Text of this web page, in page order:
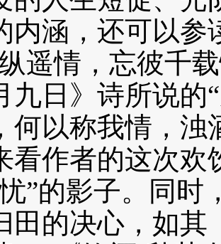
内涵，还可以参
遥情，忘彼千
九日》诗所说的
何以称我情，浊
看作者的这次欢
”的影子。同
田的决心，如